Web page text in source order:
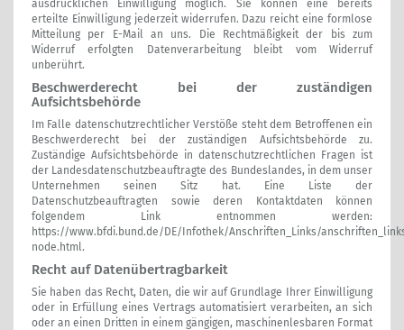
ausdrücklichen Einwilligung möglich. Sie können eine bereits
erteilte Einwilligung jederzeit widerrufen. Dazu reicht eine formlose
Mitteilung per E-Mail an uns. Die Rechtmäßigkeit der bis zum
Widerruf erfolgten Datenverarbeitung bleibt vom Widerruf
unberührt.
Beschwerderecht bei der zuständigen
Aufsichtsbehörde
Im Falle datenschutzrechtlicher Verstöße steht dem Betroffenen ein
Beschwerderecht bei der zuständigen Aufsichtsbehörde zu.
Zuständige Aufsichtsbehörde in datenschutzrechtlichen Fragen ist
der Landesdatenschutzbeauftragte des Bundeslandes, in dem unser
Unternehmen seinen Sitz hat. Eine Liste der
Datenschutzbeauftragten sowie deren Kontaktdaten können
folgendem Link entnommen werden:
https://www.bfdi.bund.de/DE/Infothek/Anschriften_Links/
node.html.
Recht auf Datenübertragbarkeit
Sie haben das Recht, Daten, die wir auf Grundlage Ihrer Einwilligung
oder in Erfüllung eines Vertrags automatisiert verarbeiten, an sich
oder an einen Dritten in einem gängigen, maschinenlesbaren Format